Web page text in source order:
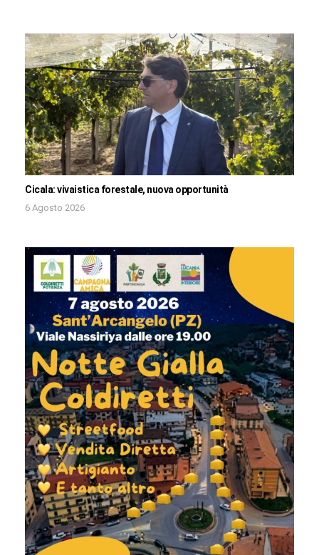
Cicala: vivaistica forestale, nuova opportunità
6 Agosto 2026